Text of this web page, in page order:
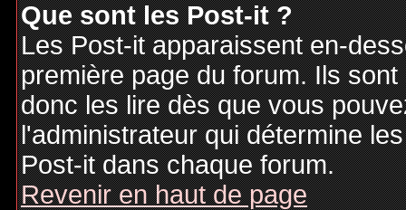
Que sont les Post-it ?
Les Post-it apparaissent en-
première page du forum. Ils
donc les lire dès que vous
l'administrateur qui détermine
Post-it dans chaque forum.
Revenir en haut de page